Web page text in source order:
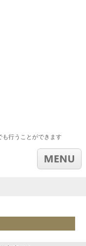
行うことができます